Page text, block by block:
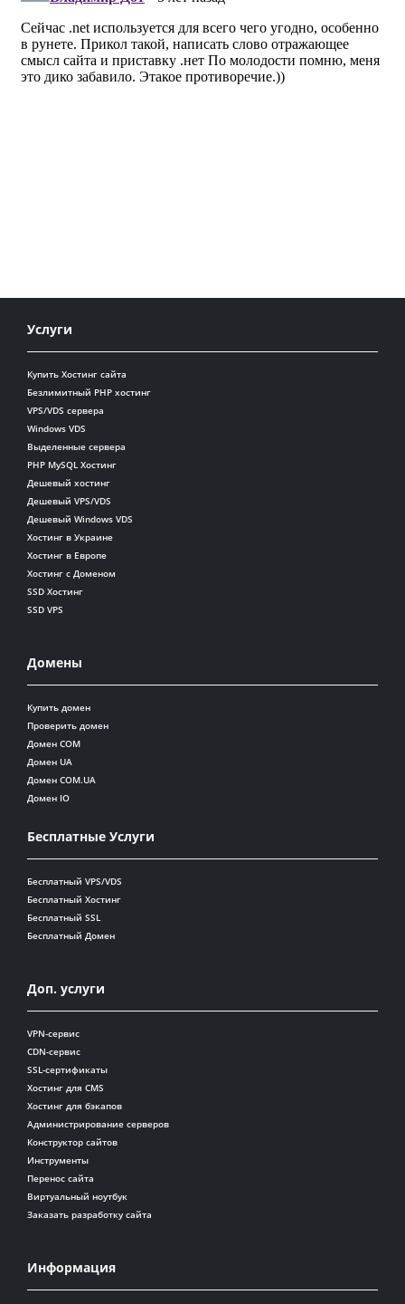
Услуги
Купить Хостинг сайта
Безлимитный PHP хостинг
VPS/VDS сервера
Windows VDS
Выделенные сервера
PHP MySQL Хостинг
Дешевый хостинг
Дешевый VPS/VDS
Дешевый Windows VDS
Хостинг в Украине
Хостинг в Европе
Хостинг с Доменом
SSD Хостинг
SSD VPS
Домены
Купить домен
Проверить домен
Домен COM
Домен UA
Домен COM.UA
Домен IO
Бесплатные Услуги
Бесплатный VPS/VDS
Бесплатный Хостинг
Бесплатный SSL
Бесплатный Домен
Доп. услуги
VPN-сервис
CDN-сервис
SSL-сертификаты
Хостинг для CMS
Хостинг для бэкапов
Администрирование серверов
Конструктор сайтов
Инструменты
Перенос сайта
Виртуальный ноутбук
Заказать разработку сайта
Информация